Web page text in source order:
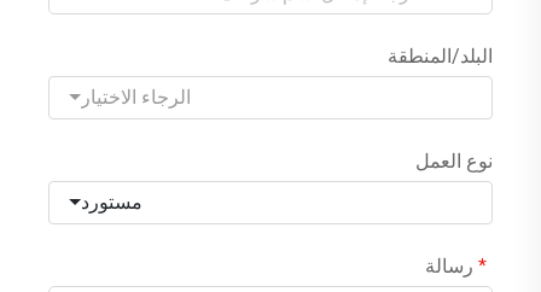
البلد/المنطقة
الرجاء الاختيار
نوع العمل
مستورد
رسالة